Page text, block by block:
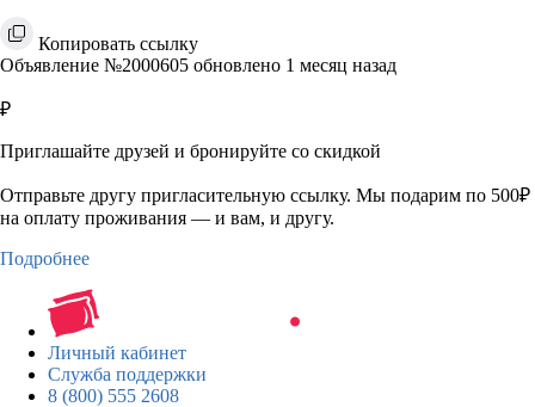
Копировать ссылку
Объявление №2000605 обновлено 1 месяц назад
₽
Приглашайте друзей и бронируйте со скидкой
Отправьте другу пригласительную ссылку. Мы подарим по 500₽
на оплату проживания — и вам, и другу.
Подробнее
Личный кабинет
Служба поддержки
8 (800) 555 2608